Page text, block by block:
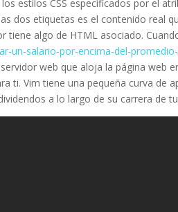
estilos CSS especificados por el
dos etiquetas es el contenido real
tiene algo de HTML asociado.
un-salario-por-encima-del-
web que aloja la página web
ti. Vim tiene una pequeña curva de
a lo largo de su carrera de